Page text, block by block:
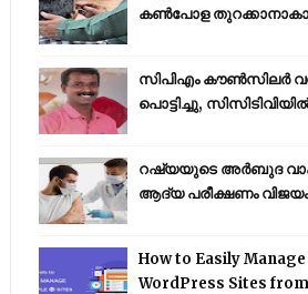
കൺപോള
സിപിഎം കൗണ്‍സിലര്‍
പൊട്ടിച്ചു,
റഷ്യയുടെ അര്‍ബുദ
ആദ്യ പരീക്ഷണം
How to Easily
WordPress Sites